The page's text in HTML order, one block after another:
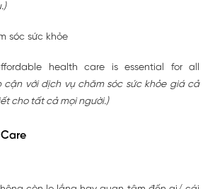
sóc sức khỏe
health care is essential for all
cận với dịch vụ chăm sóc sức khỏe giá cả
cho tất cả mọi người.)